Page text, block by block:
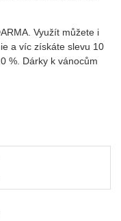
Využít můžete i
a víc získáte slevu 10
%. Dárky k vánocům